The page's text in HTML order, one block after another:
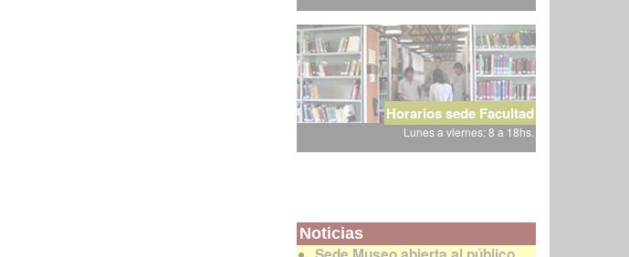
Horarios sede Facultad
Lunes a viernes: 8 a 18hs.
Noticias